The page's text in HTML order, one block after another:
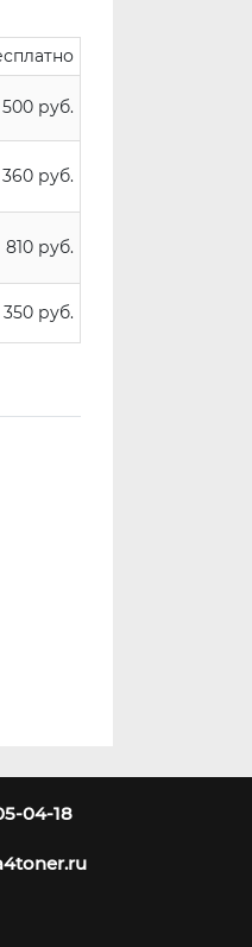
500 руб.
360 руб.
810 руб.
350 руб.
04-18